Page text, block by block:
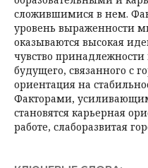
сложившимися в нем.
уровень выраженности
оказываются высокая
чувство
будущего, связанного с
ориентация на
Факторами,
становятся карьерная
работе, слаборазвитая